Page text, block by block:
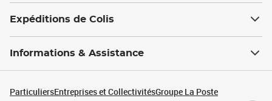
Expéditions de Colis
Informations & Assistance
ParticuliersEntreprises et CollectivitésGroupe La Poste